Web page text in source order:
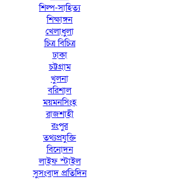
শিল্প-সাহিত্য
শিক্ষাঙ্গন
খেলাধুলা
চিত্র বিচিত্র
ঢাকা
চট্টগ্রাম
খুলনা
বরিশাল
ময়মনসিংহ
রাজশাহী
রংপুর
তথ্যপ্রযুক্তি
বিনোদন
লাইফ স্টাইল
সুসংবাদ প্রতিদিন